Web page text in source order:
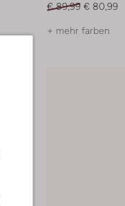
€ 89,99 € 80,99
+ mehr farben